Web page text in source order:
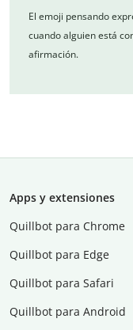
El emoji pensando
cuando alguien está
afirmación.
Apps y extensiones
Quillbot para Chrome
Quillbot para Edge
Quillbot para Safari
Quillbot para Android